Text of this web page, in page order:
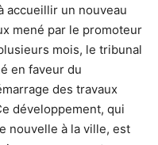
accueillir un nouveau
mené par le promoteur
mois, le tribunal
en faveur du
des travaux
développement, qui
nouvelle à la ville, est